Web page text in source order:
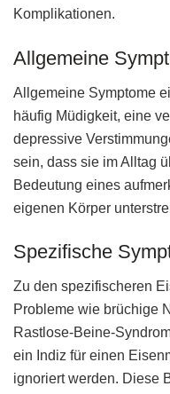
Komplikationen.
Allgemeine
Allgemeine Symptome
häufig Müdigkeit, eine
depressive
sein, dass sie im Alltag
Bedeutung eines
eigenen Körper
Spezifische
Zu den spezifischeren
Probleme wie brüchige
Rastlose-Beine-
ein Indiz für einen
ignoriert werden. Diese